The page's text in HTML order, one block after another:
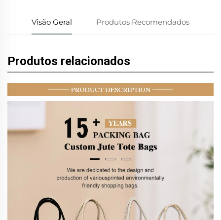
Visão Geral Produtos Recomendados
Produtos relacionados